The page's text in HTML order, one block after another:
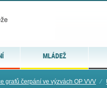
MLÁDEŽ
grafů čerpání ve výzvách OP VVV ⁄